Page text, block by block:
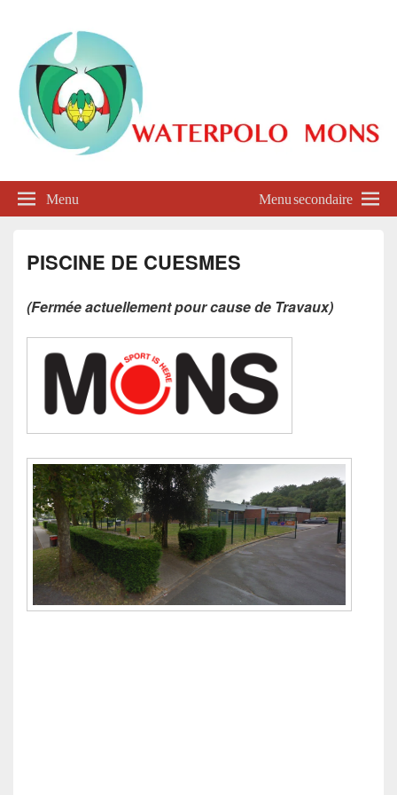
Waterpolo Mons
Menu Menu secondaire
PISCINE DE CUESMES
(Fermée actuellement pour cause de Travaux)